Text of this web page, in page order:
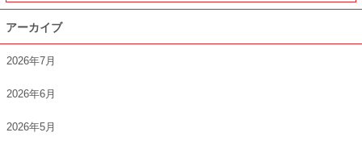
アーカイブ
2026年7月
2026年6月
2026年5月